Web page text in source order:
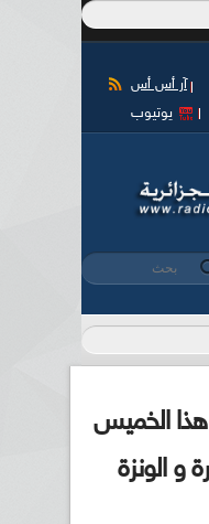
آر أس أس
يوتيوب
البحث ‏بحث ‏
الخميس
و الونزة